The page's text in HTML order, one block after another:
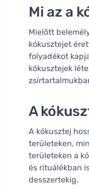
Mi az a
Mielőtt
kókusztejet
folyadékot
kókusztejek
A
A kókusztej
területeken,
területeken a
és rituálékban
desszertekig.